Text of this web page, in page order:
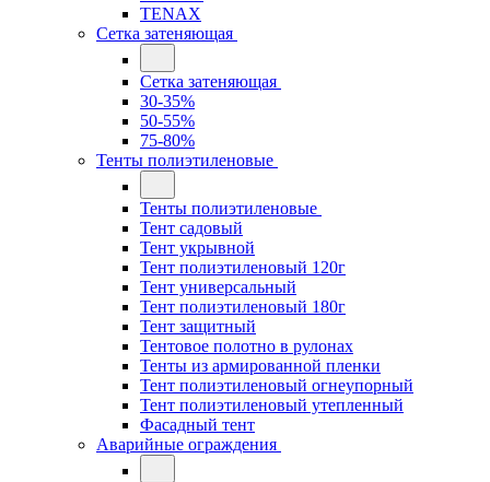
TENAX
Сетка затеняющая
Сетка затеняющая
30-35%
50-55%
75-80%
Тенты полиэтиленовые
Тенты полиэтиленовые
Тент садовый
Тент укрывной
Тент полиэтиленовый 120г
Тент универсальный
Тент полиэтиленовый 180г
Тент защитный
Тентовое полотно в рулонах
Тенты из армированной пленки
Тент полиэтиленовый огнеупорный
Тент полиэтиленовый утепленный
Фасадный тент
Аварийные ограждения